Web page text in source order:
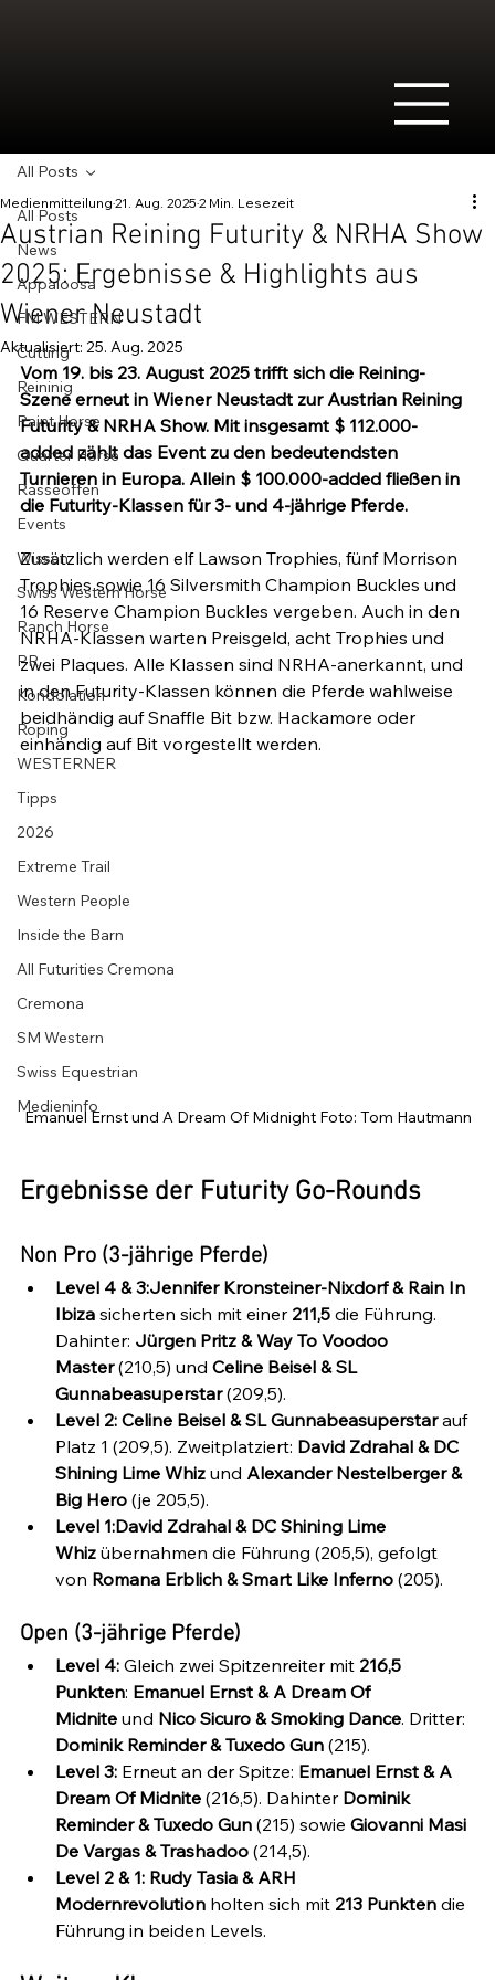
All Posts
News
Appaloosa
FM WESTERN
Cutting
Reininig
Paint Horse
Quarter Horse
Rasseoffen
Events
Wissen
Swiss Western Horse
Ranch Horse
PR
Kondolation
Roping
WESTERNER
Tipps
2026
Extreme Trail
Western People
Inside the Barn
All Futurities Cremona
Cremona
SM Western
Swiss Equestrian
Medieninfo
All Posts
Austrian Reining Futurity & NRHA Show
2025: Ergebnisse & Highlights aus
Wiener Neustadt
Medienmitteilung 21. Aug. 2025 2 Min. Lesezeit
Aktualisiert: 25. Aug. 2025
Vom 19. bis 23. August 2025 trifft sich die Reining-
Szene erneut in Wiener Neustadt zur Austrian Reining
Futurity & NRHA Show. Mit insgesamt $ 112.000-
added zählt das Event zu den bedeutendsten
Turnieren in Europa. Allein $ 100.000-added fließen in
die Futurity-Klassen für 3- und 4-jährige Pferde.
Zusätzlich werden elf Lawson Trophies, fünf Morrison
Trophies sowie 16 Silversmith Champion Buckles und
16 Reserve Champion Buckles vergeben. Auch in den
NRHA-Klassen warten Preisgeld, acht Trophies und
zwei Plaques. Alle Klassen sind NRHA-anerkannt, und
in den Futurity-Klassen können die Pferde wahlweise
beidhändig auf Snaffle Bit bzw. Hackamore oder
einhändig auf Bit vorgestellt werden.
Emanuel Ernst und A Dream Of Midnight Foto: Tom Hautmann
Ergebnisse der Futurity Go-Rounds
Non Pro (3-jährige Pferde)
Level 4 & 3:Jennifer Kronsteiner-Nixdorf & Rain In
Ibiza sicherten sich mit einer 211,5 die Führung.
Dahinter: Jürgen Pritz & Way To Voodoo
Master (210,5) und Celine Beisel & SL
Gunnabeasuperstar (209,5).
Level 2: Celine Beisel & SL Gunnabeasuperstar auf
Platz 1 (209,5). Zweitplatziert: David Zdrahal & DC
Shining Lime Whiz und Alexander Nestelberger &
Big Hero (je 205,5).
Level 1:David Zdrahal & DC Shining Lime
Whiz übernahmen die Führung (205,5), gefolgt
von Romana Erblich & Smart Like Inferno (205).
Open (3-jährige Pferde)
Level 4: Gleich zwei Spitzenreiter mit 216,5
Punkten: Emanuel Ernst & A Dream Of
Midnite und Nico Sicuro & Smoking Dance. Dritter:
Dominik Reminder & Tuxedo Gun (215).
Level 3: Erneut an der Spitze: Emanuel Ernst & A
Dream Of Midnite (216,5). Dahinter Dominik
Reminder & Tuxedo Gun (215) sowie Giovanni Masi
De Vargas & Trashadoo (214,5).
Level 2 & 1: Rudy Tasia & ARH
Modernrevolution holten sich mit 213 Punkten die
Führung in beiden Levels.